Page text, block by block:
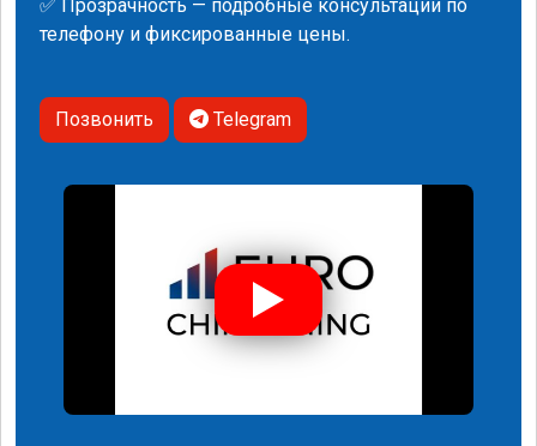
✅ Прозрачность — подробные консультации по
телефону и фиксированные цены.
Позвонить Telegram